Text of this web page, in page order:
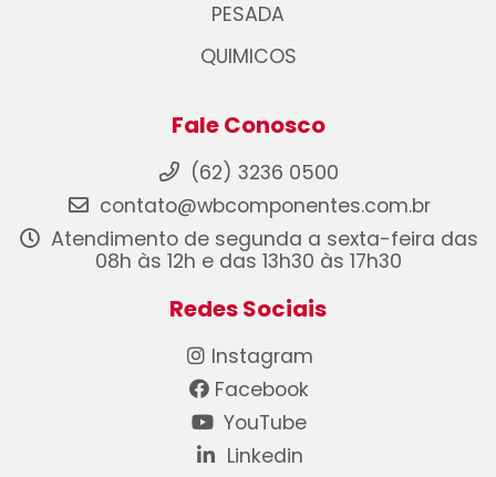
PESADA
QUIMICOS
Fale Conosco
(62) 3236 0500
contato@wbcomponentes.com.br
Atendimento de segunda a sexta-feira das
08h às 12h e das 13h30 às 17h30
Redes Sociais
Instagram
Facebook
YouTube
Linkedin